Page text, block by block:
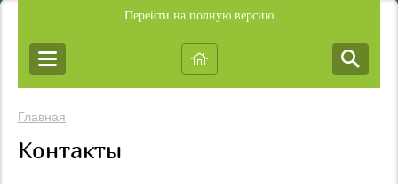
Перейти на полную версию
Главная
Контакты